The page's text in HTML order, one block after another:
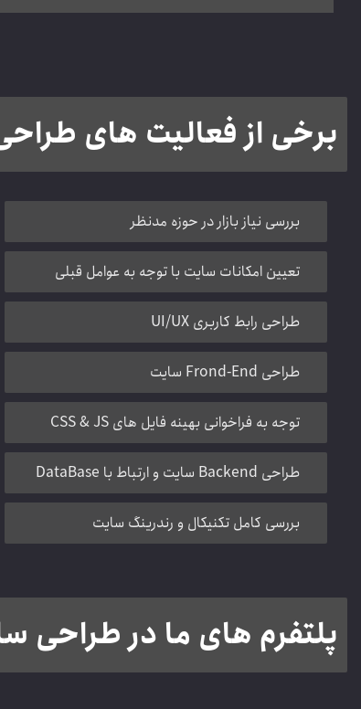
برخی از فعالیت های
بررسی نیاز بازار در حوزه مدنظر
تعیین امکانات سایت با توجه به عوامل قبلی
طراحی رابط کاربری UI/UX
طراحی Frond-End سایت
توجه به فراخوانی بهینه فایل های CSS & JS
طراحی Backend سایت و ارتباط با DataBase
بررسی کامل تکنیکال و رندرینگ سایت
پلتفرم های ما در طراحی